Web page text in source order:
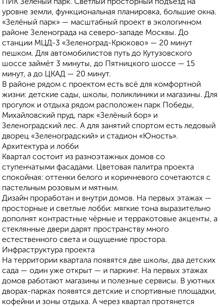
ПИК Зелёный парк. Светлый просторный подъезд на
уровне земли, функциональная планировка, большие окна.
«Зелёный парк» — масштабный проект в экологичном
районе Зеленограда на северо-западе Москвы. До
станции МЦД-3 «Зеленоград-Крюково» — 20 минут
пешком. Для автомобилистов путь до Кутузовского
шоссе займёт 3 минуты, до Пятницкого шоссе — 15
минут, а до ЦКАД — 20 минут.
В районе рядом с проектом есть всё для комфортной
жизни: детские сады, школы, поликлиники и магазины. Для
прогулок и отдыха рядом расположен парк Победы,
Михайловский пруд, парк «Зелёный бор» и
Зеленоградский лес. А для занятий спортом есть ледовый
дворец «Зеленоградский» и стадион «Юность».
Архитектура и лобби
Квартал состоит из разноэтажных домов со
ступенчатыми фасадами. Цветовая палитра проекта
спокойная: оттенки белого и коричневого сочетаются с
пастельным розовым и мятным.
Дизайн проработан и внутри домов. На первых этажах —
просторные и светлые лобби: мягкие тона выразительно
дополнят контрастные чёрные и терракотовые акценты, а
стеклянные двери дарят пространству много
естественного света и ощущение простора.
Инфраструктура проекта
На территории квартала появятся две школы, два детских
сада — один уже открыт — и паркинг. На первых этажах
домов работают магазины и полезные сервисы. В уютных
дворах-парках появятся детские и спортивные площадки,
кофейни и зоны отдыха. А через квартал протянется